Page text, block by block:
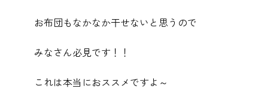
お布団もなかなか干せないと思うので
みなさん必見です！！
これは本当におススメですよ～